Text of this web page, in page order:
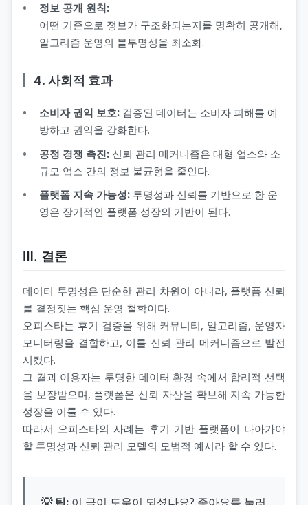
정보 공개 원칙:
어떤 기준으로 정보가 구조화되는지를 명확히 공개해,
알고리즘 운영의 불투명성을 최소화.
4. 사회적 효과
소비자 권익 보호: 검증된 데이터는 소비자 피해를 예
방하고 권익을 강화한다.
공정 경쟁 촉진: 신뢰 관리 메커니즘은 대형 업소와 소
규모 업소 간의 정보 불균형을 줄인다.
플랫폼 지속 가능성: 투명성과 신뢰를 기반으로 한 운
영은 장기적인 플랫폼 성장의 기반이 된다.
Ⅲ. 결론
데이터 투명성은 단순한 관리 차원이 아니라, 플랫폼 신뢰
를 결정짓는 핵심 운영 철학이다.
오피스타는 후기 검증을 위해 커뮤니티, 알고리즘, 운영자
모니터링을 결합하고, 이를 신뢰 관리 메커니즘으로 발전
시켰다.
그 결과 이용자는 투명한 데이터 환경 속에서 합리적 선택
을 보장받으며, 플랫폼은 신뢰 자산을 확보해 지속 가능한
성장을 이룰 수 있다.
따라서 오피스타의 사례는 후기 기반 플랫폼이 나아가야
할 투명성과 신뢰 관리 모델의 모범적 예시라 할 수 있다.